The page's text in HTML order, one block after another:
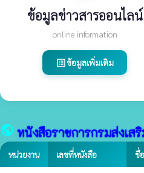
ข้อมูลข่าวสารออนไลน์
online information
list_altข้อมูลเพิ่มเติม
public หนังสือราชการกรมส่งเส
หน่วยงาน เลขที่หนังสือ ชื่